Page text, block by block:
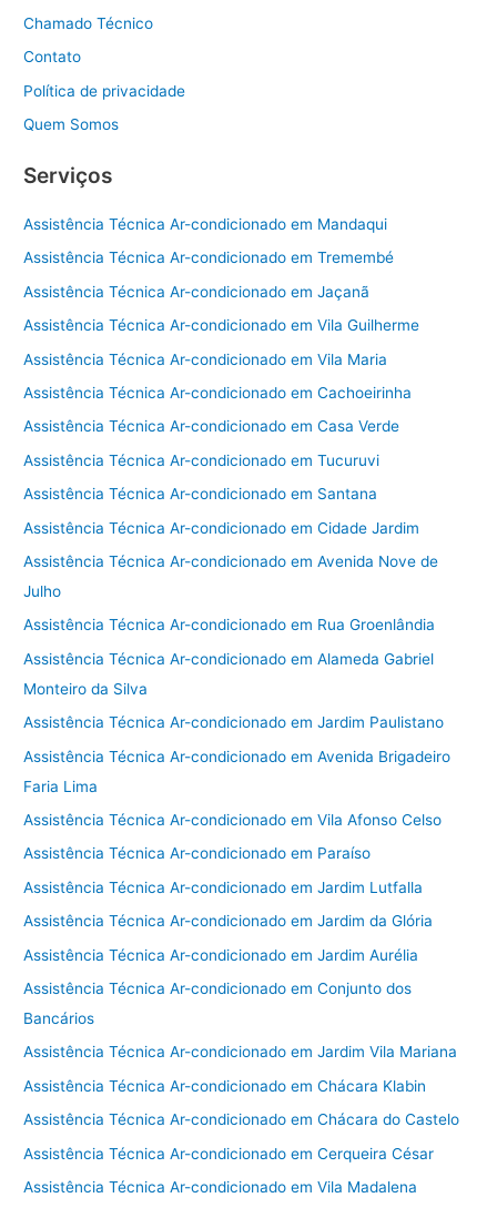
Chamado Técnico
Contato
Política de privacidade
Quem Somos
Serviços
Assistência Técnica Ar-condicionado em Mandaqui
Assistência Técnica Ar-condicionado em Tremembé
Assistência Técnica Ar-condicionado em Jaçanã
Assistência Técnica Ar-condicionado em Vila Guilherme
Assistência Técnica Ar-condicionado em Vila Maria
Assistência Técnica Ar-condicionado em Cachoeirinha
Assistência Técnica Ar-condicionado em Casa Verde
Assistência Técnica Ar-condicionado em Tucuruvi
Assistência Técnica Ar-condicionado em Santana
Assistência Técnica Ar-condicionado em Cidade Jardim
Assistência Técnica Ar-condicionado em Avenida Nove de
Julho
Assistência Técnica Ar-condicionado em Rua Groenlândia
Assistência Técnica Ar-condicionado em Alameda Gabriel
Monteiro da Silva
Assistência Técnica Ar-condicionado em Jardim Paulistano
Assistência Técnica Ar-condicionado em Avenida Brigadeiro
Faria Lima
Assistência Técnica Ar-condicionado em Vila Afonso Celso
Assistência Técnica Ar-condicionado em Paraíso
Assistência Técnica Ar-condicionado em Jardim Lutfalla
Assistência Técnica Ar-condicionado em Jardim da Glória
Assistência Técnica Ar-condicionado em Jardim Aurélia
Assistência Técnica Ar-condicionado em Conjunto dos
Bancários
Assistência Técnica Ar-condicionado em Jardim Vila Mariana
Assistência Técnica Ar-condicionado em Chácara Klabin
Assistência Técnica Ar-condicionado em Chácara do Castelo
Assistência Técnica Ar-condicionado em Cerqueira César
Assistência Técnica Ar-condicionado em Vila Madalena